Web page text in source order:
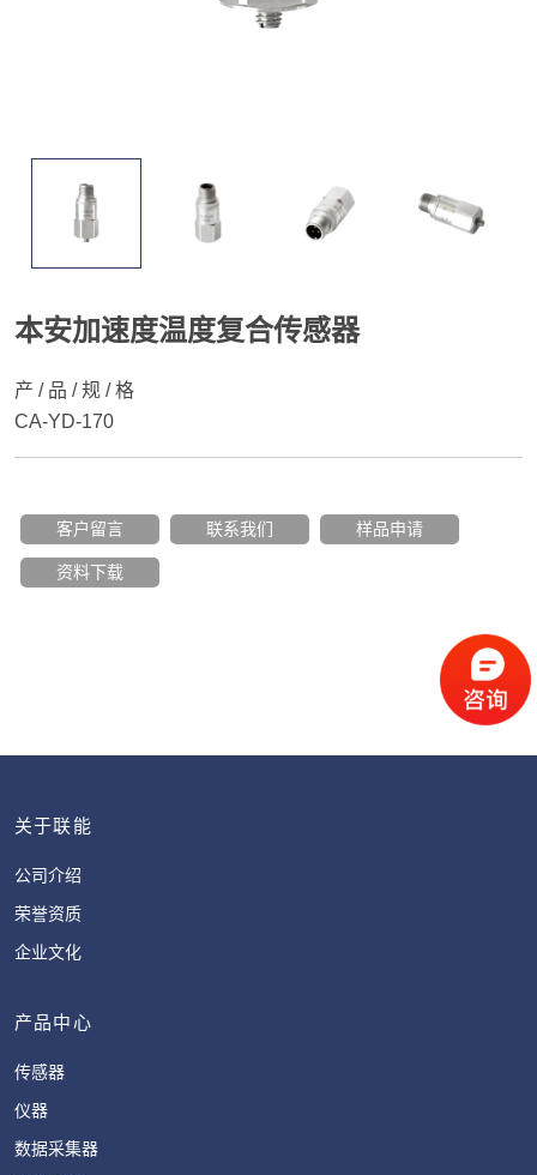
本安加速度温度复合传感器
产 / 品 / 规 / 格
CA-YD-170
客户留言 联系我们 样品申请
资料下载
关于联能
公司介绍
荣誉资质
企业文化
产品中心
传感器
仪器
数据采集器